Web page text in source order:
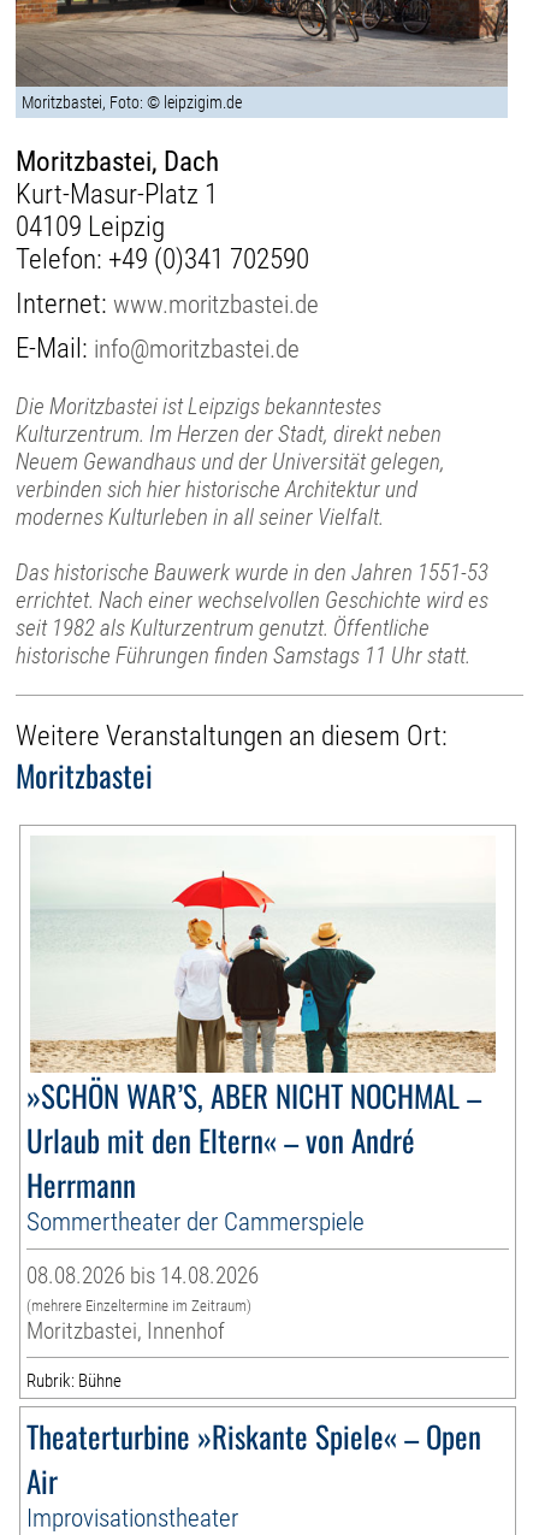
Moritzbastei, Foto: © leipzigim.de
Moritzbastei, Dach
Kurt-Masur-Platz 1
04109 Leipzig
Telefon: +49 (0)341 702590
Internet:www.moritzbastei.de
E-Mail: info@moritzbastei.de
Die Moritzbastei ist Leipzigs bekanntestes
Kulturzentrum. Im Herzen der Stadt, direkt neben
Neuem Gewandhaus und der Universität gelegen,
verbinden sich hier historische Architektur und
modernes Kulturleben in all seiner Vielfalt.
Das historische Bauwerk wurde in den Jahren 1551-53
errichtet. Nach einer wechselvollen Geschichte wird es
seit 1982 als Kulturzentrum genutzt. Öffentliche
historische Führungen finden Samstags 11 Uhr statt.
Weitere Veranstaltungen an diesem Ort:
Moritzbastei
»SCHÖN WAR’S, ABER NICHT NOCHMAL –
Urlaub mit den Eltern« – von André
Herrmann
Sommertheater der Cammerspiele
08.08.2026 bis 14.08.2026
(mehrere Einzeltermine im Zeitraum)
Moritzbastei, Innenhof
Rubrik: Bühne
Theaterturbine »Riskante Spiele« – Open
Air
Improvisationstheater